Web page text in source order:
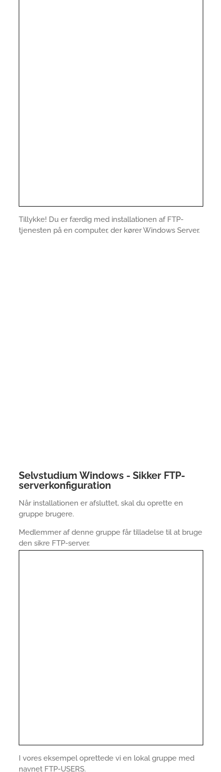
Tillykke! Du er færdig med installationen af FTP-
tjenesten på en computer, der kører Windows Server.
Selvstudium Windows - Sikker FTP-
serverkonfiguration
Når installationen er afsluttet, skal du oprette en
gruppe brugere.
Medlemmer af denne gruppe får tilladelse til at bruge
den sikre FTP-server.
I vores eksempel oprettede vi en lokal gruppe med
navnet FTP-USERS.